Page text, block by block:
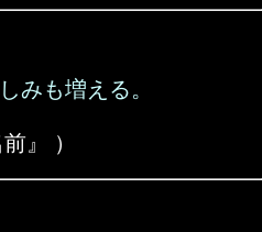
みも増える。
』 ）